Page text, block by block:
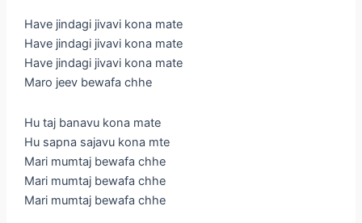
Have jindagi jivavi kona mate
Have jindagi jivavi kona mate
Have jindagi jivavi kona mate
Maro jeev bewafa chhe
Hu taj banavu kona mate
Hu sapna sajavu kona mte
Mari mumtaj bewafa chhe
Mari mumtaj bewafa chhe
Mari mumtaj bewafa chhe